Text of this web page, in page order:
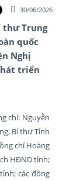
30/06/2026
thư Trung
quốc
Nghị
triển
chí: Nguyễn
Bí thư Tỉnh
chí Hoàng
HĐND tỉnh;
các đồng